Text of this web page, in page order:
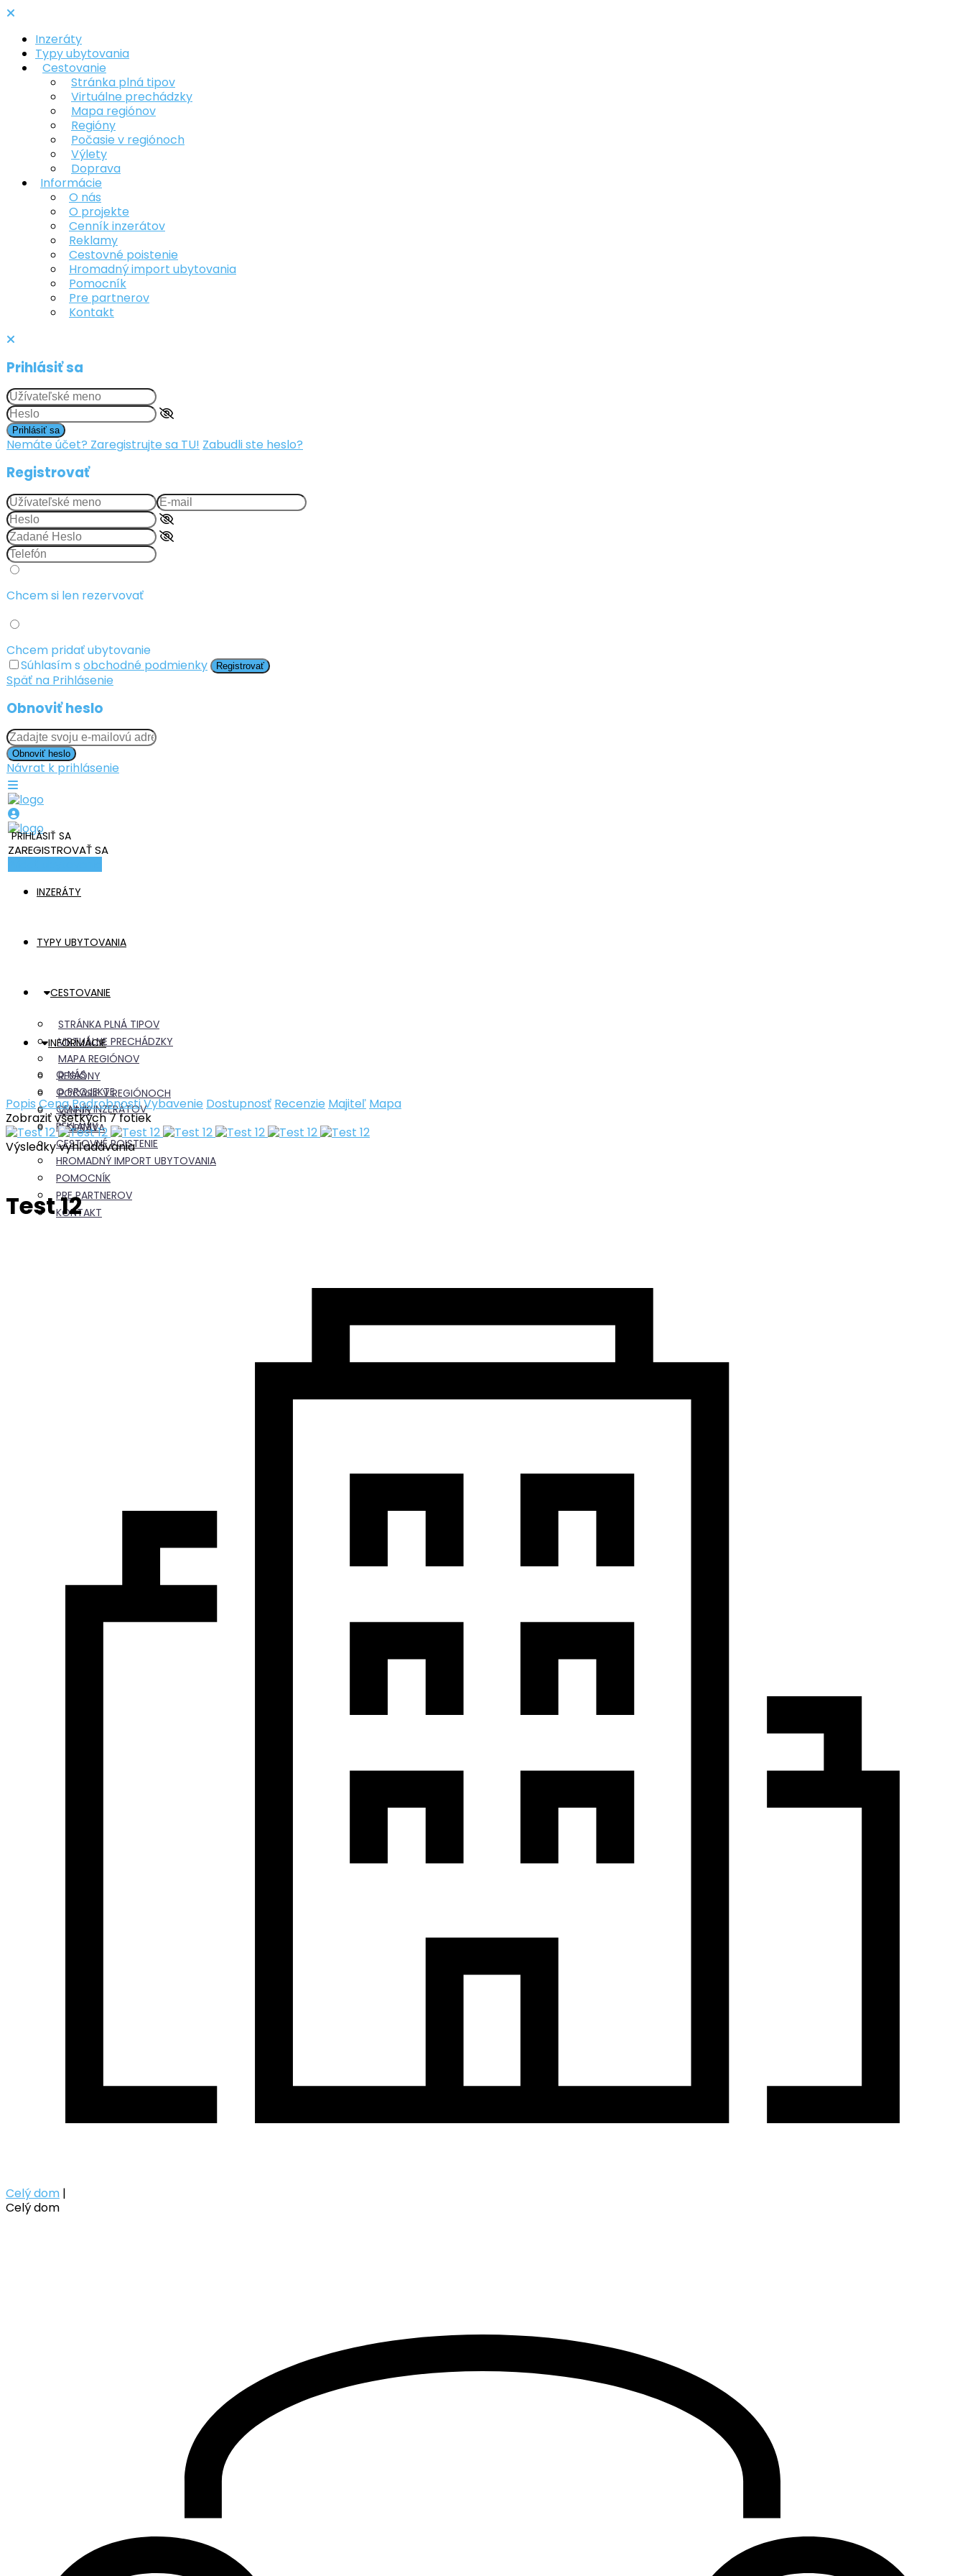
Inzeráty
Typy ubytovania
Cestovanie
Stránka plná tipov
Virtuálne prechádzky
Mapa regiónov
Regióny
Počasie v regiónoch
Výlety
Doprava
Informácie
O nás
O projekte
Cenník inzerátov
Reklamy
Cestovné poistenie
Hromadný import ubytovania
Pomocník
Pre partnerov
Kontakt
Prihlásiť sa
Prihlásiť sa
Nemáte účet? Zaregistrujte sa TU! Zabudli ste heslo?
Registrovať
Chcem si len rezervovať
Chcem pridať ubytovanie
Súhlasím s obchodné podmienky Registrovať
Späť na Prihlásenie
Obnoviť heslo
Obnoviť heslo
Návrat k prihlásenie
PRIHLÁSIŤ SA
ZAREGISTROVAŤ SA
INZERÁTY
TYPY UBYTOVANIA
CESTOVANIE
STRÁNKA PLNÁ TIPOV
VIRTUÁLNE PRECHÁDZKY
MAPA REGIÓNOV
REGIÓNY
POČASIE V REGIÓNOCH
VÝLETY
DOPRAVA
INFORMÁCIE
O NÁS
O PROJEKTE
CENNÍK INZERÁTOV
REKLAMY
CESTOVNÉ POISTENIE
HROMADNÝ IMPORT UBYTOVANIA
POMOCNÍK
PRE PARTNEROV
KONTAKT
Popis CenaPodrobnostiVybavenie Dostupnosť Recenzie Majiteľ Mapa
Zobraziť všetkých 7 fotiek
Výsledky vyhľadávania
Test 12
Celý dom |
Celý dom